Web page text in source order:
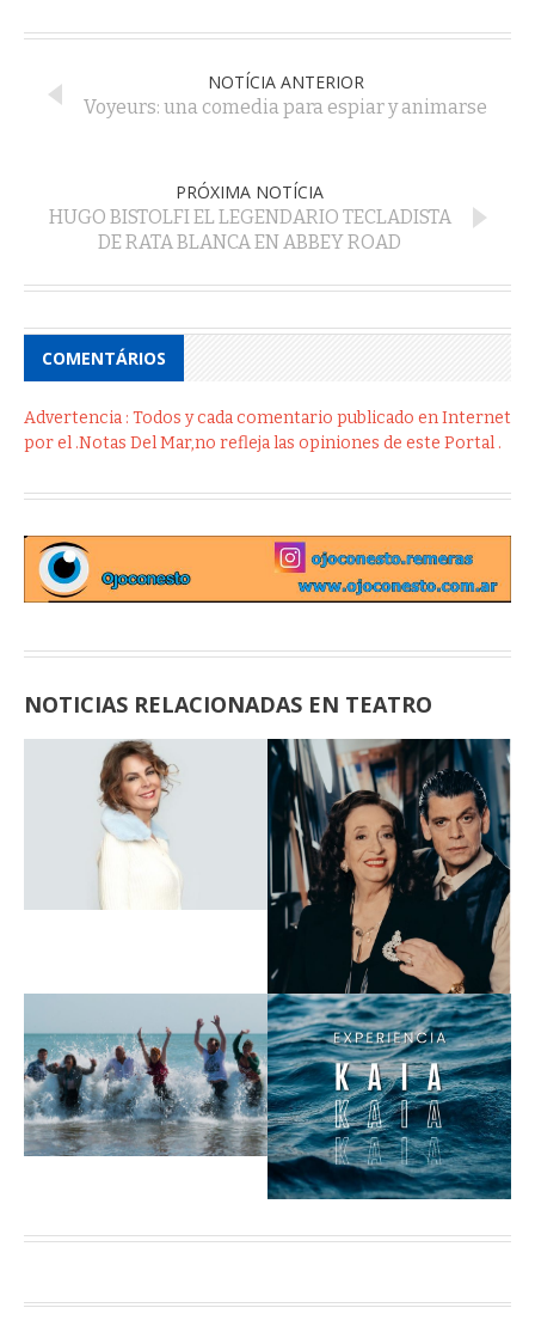
NOTÍCIA ANTERIOR
Voyeurs: una comedia para espiar y animarse
PRÓXIMA NOTÍCIA
HUGO BISTOLFI EL LEGENDARIO TECLADISTA
DE RATA BLANCA EN ABBEY ROAD
COMENTÁRIOS
Advertencia : Todos y cada comentario publicado en Internet
por el .Notas Del Mar,no refleja las opiniones de este Portal .
NOTICIAS RELACIONADAS EN TEATRO